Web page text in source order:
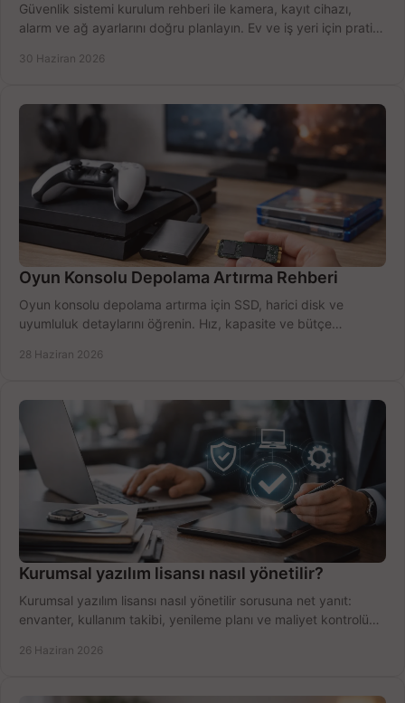
Güvenlik sistemi kurulum rehberi ile kamera, kayıt cihazı,
alarm ve ağ ayarlarını doğru planlayın. Ev ve iş yeri için pratik
30 Haziran 2026
Oyun Konsolu Depolama Artırma Rehberi
Oyun konsolu depolama artırma için SSD, harici disk ve
uyumluluk detaylarını öğrenin. Hız, kapasite ve bütçe
28 Haziran 2026
Kurumsal yazılım lisansı nasıl yönetilir?
Kurumsal yazılım lisansı nasıl yönetilir sorusuna net yanıt:
envanter, kullanım takibi, yenileme planı ve maliyet kontrolü
26 Haziran 2026